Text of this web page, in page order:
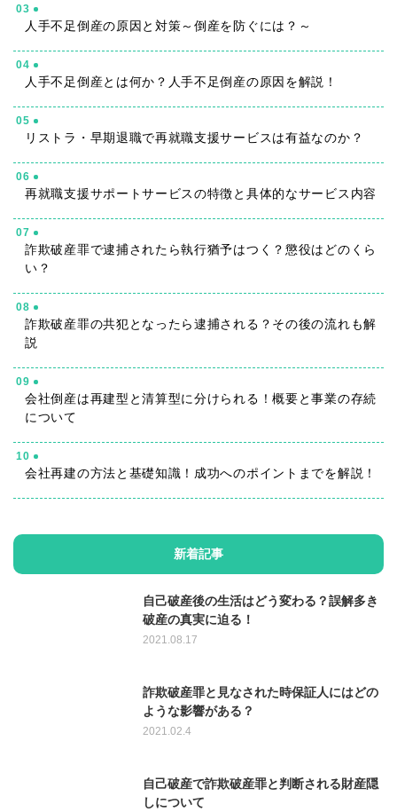
03
人手不足倒産の原因と対策～倒産を防ぐには？～
04
人手不足倒産とは何か？人手不足倒産の原因を解説！
05
リストラ・早期退職で再就職支援サービスは有益なのか？
06
再就職支援サポートサービスの特徴と具体的なサービス内容
07
詐欺破産罪で逮捕されたら執行猶予はつく？懲役はどのくら
い？
08
詐欺破産罪の共犯となったら逮捕される？その後の流れも解
説
09
会社倒産は再建型と清算型に分けられる！概要と事業の存続
について
10
会社再建の方法と基礎知識！成功へのポイントまでを解説！
新着記事
自己破産後の生活はどう変わる？誤解多き
破産の真実に迫る！
2021.08.17
詐欺破産罪と見なされた時保証人にはどの
ような影響がある？
2021.02.4
自己破産で詐欺破産罪と判断される財産隠
しについて